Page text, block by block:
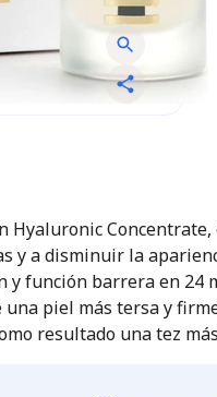
y a disminuir la
y función barrera en
piel más tersa y
resultado una tez